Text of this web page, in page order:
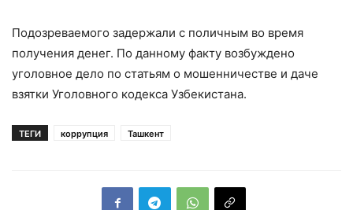
Подозреваемого задержали с поличным во время
получения денег. По данному факту возбуждено
уголовное дело по статьям о мошенничестве и даче
взятки Уголовного кодекса Узбекистана.
ТЕГИ коррупция Ташкент